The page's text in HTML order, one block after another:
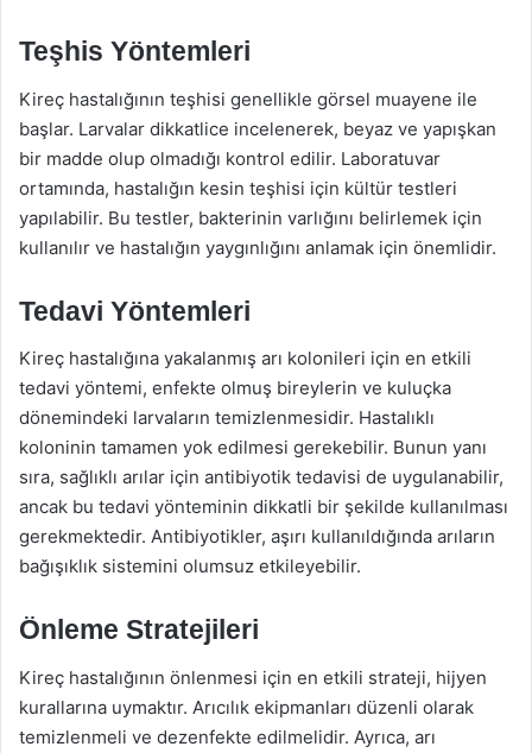
Teşhis Yöntemleri
Kireç hastalığının teşhisi genellikle görsel muayene ile
başlar. Larvalar dikkatlice incelenerek, beyaz ve yapışkan
bir madde olup olmadığı kontrol edilir. Laboratuvar
ortamında, hastalığın kesin teşhisi için kültür testleri
yapılabilir. Bu testler, bakterinin varlığını belirlemek için
kullanılır ve hastalığın yaygınlığını anlamak için önemlidir.
Tedavi Yöntemleri
Kireç hastalığına yakalanmış arı kolonileri için en etkili
tedavi yöntemi, enfekte olmuş bireylerin ve kuluçka
dönemindeki larvaların temizlenmesidir. Hastalıklı
koloninin tamamen yok edilmesi gerekebilir. Bunun yanı
sıra, sağlıklı arılar için antibiyotik tedavisi de uygulanabilir,
ancak bu tedavi yönteminin dikkatli bir şekilde kullanılması
gerekmektedir. Antibiyotikler, aşırı kullanıldığında arıların
bağışıklık sistemini olumsuz etkileyebilir.
Önleme Stratejileri
Kireç hastalığının önlenmesi için en etkili strateji, hijyen
kurallarına uymaktır. Arıcılık ekipmanları düzenli olarak
temizlenmeli ve dezenfekte edilmelidir. Ayrıca, arı